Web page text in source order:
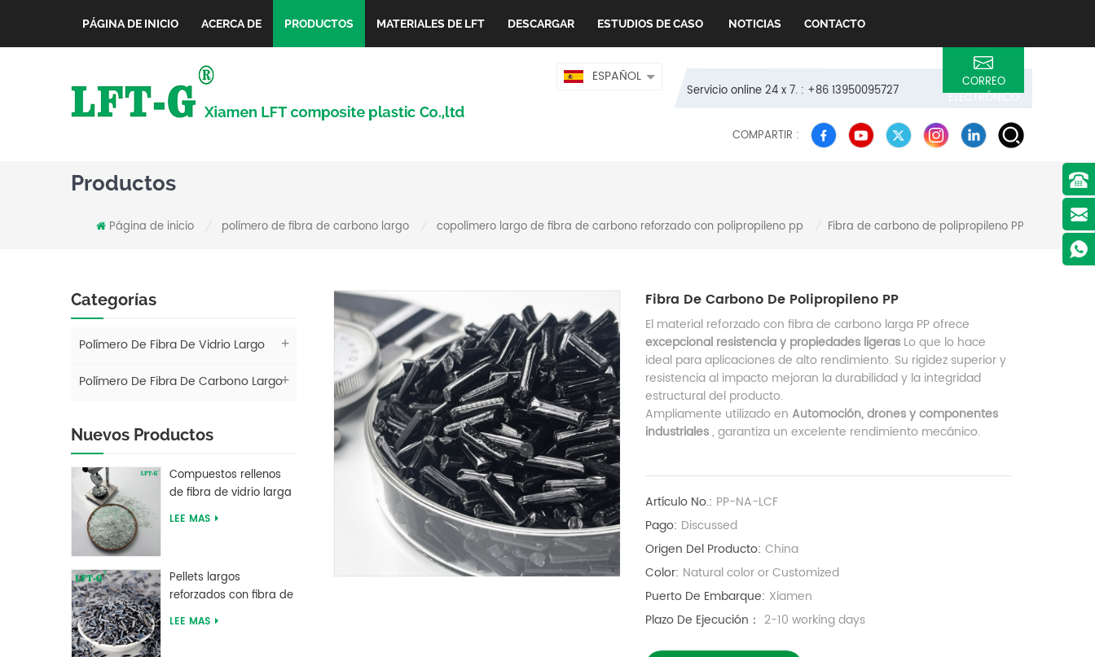
PÁGINA DE INICIO ACERCA DE PRODUCTOS MATERIALES DE LFT DESCARGAR ESTUDIOS DE CASO NOTICIAS CONTACTO
Servicio online 24 x 7. : +86 13950095727
CORREO
ELECTRÓNICO
ESPAÑOL
COMPARTIR :
Productos
Página de inicio polímero de fibra de carbono largo copolímero largo de fibra de carbono reforzado con polipropileno pp Fibra de carbono de polipropileno PP
Categorías
Polímero De Fibra De Vidrio Largo
Polímero De Fibra De Carbono Largo
Nuevos Productos
Compuestos rellenos
de fibra de vidrio larga
de tereftalato de
LEE MAS
Pellets largos
reforzados con fibra de
carbono de resina PEEK
LEE MAS
Fibra De Carbono De Polipropileno PP
El material reforzado con fibra de carbono larga PP ofrece
excepcional resistencia y propiedades ligeras Lo que lo hace
ideal para aplicaciones de alto rendimiento. Su rigidez superior y
resistencia al impacto mejoran la durabilidad y la integridad
estructural del producto.
Ampliamente utilizado enAutomoción, drones y componentes
industriales, garantiza un excelente rendimiento mecánico.
Artículo No.: PP-NA-LCF
Pago: Discussed
Origen Del Producto: China
Color: Natural color or Customized
Puerto De Embarque: Xiamen
Plazo De Ejecución： 2-10 working days